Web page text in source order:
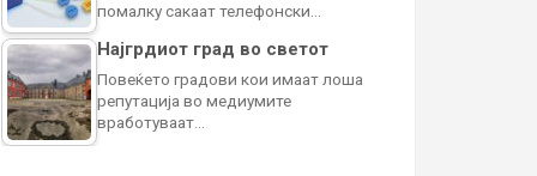
помалку сакаат телефонски…
Најгрдиот град во светот
Повеќето градови кои имаат лоша
репутација во медиумите
вработуваат…